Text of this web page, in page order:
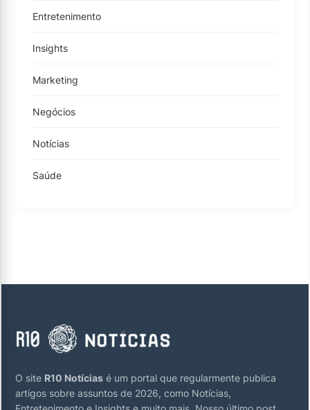
Entretenimento
Insights
Marketing
Negócios
Notícias
Saúde
O site R10 Notícias é um portal que regularmente publica
artigos sobre assuntos de 2026, como Notícias,